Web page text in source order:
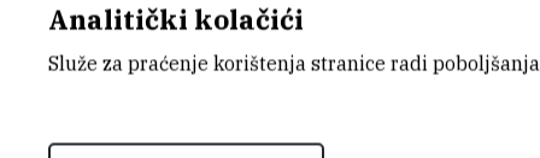
21.7.2026.
Analitički kolačići
Služe za praćenje korištenja stranice radi